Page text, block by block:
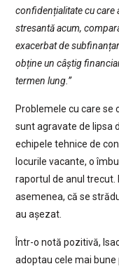
confidențialitate cu care
stresantă acum,
exacerbat de
obține un câștig
termen lung.”
Problemele cu care se
sunt agravate de lipsa
echipele tehnice de
locurile vacante, o
raportul de anul trecut.
asemenea, că se
au așezat.
Într-o notă pozitivă,
adoptau cele mai